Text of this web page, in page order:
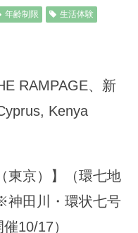
年齢制限 生活体験
RAMPAGE、新
Kenya
東京）】（環七地
神田川・環状七号
10/17）